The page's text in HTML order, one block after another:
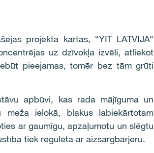
projekta kārtās, “YIT LATVIJA“
uz dzīvokļa izvēli, atliekot
pieejamas, tomēr bez tām grūti
apbūvi, kas rada mājīguma un
ielokā, blakus labiekārtotam
ar gaumīgu, apzaļumotu un slēgtu
tiek regulēta ar aizsargbarjeru.